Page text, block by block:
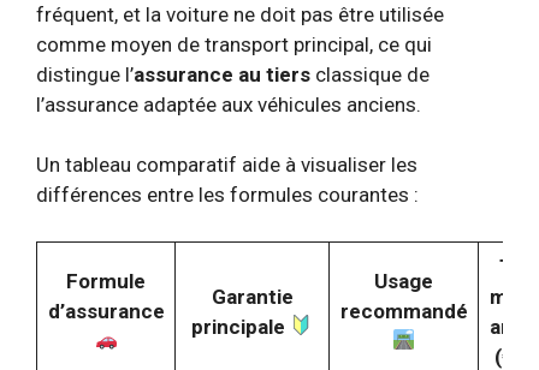
fréquent, et la voiture ne doit pas être utilisée
comme moyen de transport principal, ce qui
distingue l’assurance au tiers classique de
l’assurance adaptée aux véhicules anciens.
Un tableau comparatif aide à visualiser les
différences entre les formules courantes :
Formule
d’assurance
Garantie
principale
Usage
recommandé
(€)